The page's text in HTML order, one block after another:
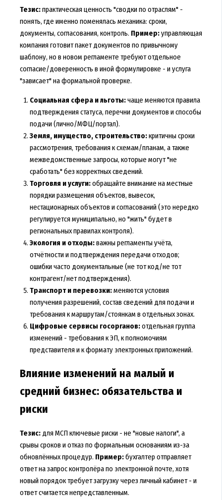
Тезис:практическая ценность "сводки по отраслям" -
понять, где именно поменялась механика: сроки,
документы, согласования, контроль. Пример:управляющая
компания готовит пакет документов по привычному
шаблону, но в новом регламенте требуют отдельное
согласие/доверенность в иной формулировке - и услуга
"зависает" на формальной проверке.
Социальная сфера и льготы:чаще меняются правила
подтверждения статуса, перечни документов и способы
подачи (лично/МФЦ/портал).
Земля, имущество, строительство:критичны сроки
рассмотрения, требования к схемам/планам, а также
межведомственные запросы, которые могут "не
сработать" без корректных сведений.
Торговля и услуги:обращайте внимание на местные
порядки размещения объектов, вывесок,
нестационарных объектов и согласований (это нередко
регулируется муниципально, но "жить" будет в
региональных правилах контроля).
Экология и отходы:важны регламенты учёта,
отчётности и подтверждения передачи отходов;
ошибки часто документальные (не тот код/не тот
контрагент/нет подтверждения).
Транспорт и перевозки:меняются условия
получения разрешений, состав сведений для подачи и
требования к маршрутам/стоянкам в отдельных зонах.
Цифровые сервисы госорганов:отдельная группа
изменений - требования к ЭП, к полномочиям
представителя и к формату электронных приложений.
Влияние изменений на малый и
средний бизнес: обязательства и
риски
Тезис:для МСП ключевые риски - не "новые налоги", а
срывы сроков и отказ по формальным основаниям из-за
обновлённых процедур. Пример:бухгалтер отправляет
ответ на запрос контролёра по электронной почте, хотя
новый порядок требует загрузку через личный кабинет - и
ответ считается непредставленным.